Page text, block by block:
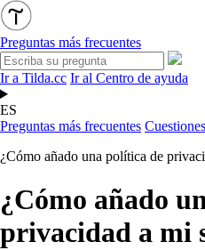
Preguntas más frecuentes
Ir a Tilda.cc Ir al Centro de ayuda
ES
Preguntas más frecuentes
¿Cómo añado una política de
¿Cómo añado
privacidad a mi